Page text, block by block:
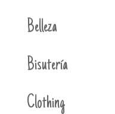
Belleza
Bisutería
Clothing